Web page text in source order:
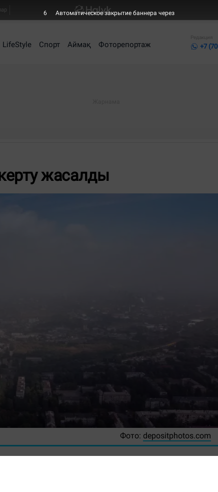
LifeStyle Спорт Аймақ Фоторепортаж
Редакция
+7
жасалды
Фото: depositphotos.com
6 Автоматическое закрытие баннера через